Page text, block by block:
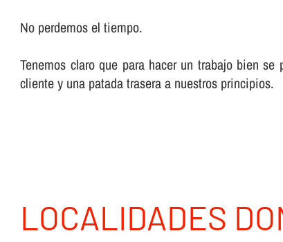
No perdemos el tiempo.
Tenemos claro que para hacer un trabajo bien
cliente y una patada trasera a nuestros principios.
LOCALIDADES